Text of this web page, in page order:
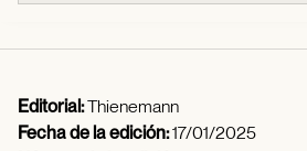
Editorial:Thienemann
Fecha de la edición:17/01/2025